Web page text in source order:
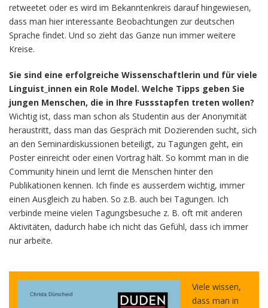
retweetet oder es wird im Bekanntenkreis darauf hingewiesen,
dass man hier interessante Beobachtungen zur deutschen
Sprache findet. Und so zieht das Ganze nun immer weitere
Kreise.
Sie sind eine erfolgreiche Wissenschaftlerin und für viele
Linguist_innen ein Role Model. Welche Tipps geben Sie
jungen Menschen, die in Ihre Fussstapfen treten wollen?
Wichtig ist, dass man schon als Studentin aus der Anonymität
heraustritt, dass man das Gespräch mit Dozierenden sucht, sich
an den Seminardiskussionen beteiligt, zu Tagungen geht, ein
Poster einreicht oder einen Vortrag hält. So kommt man in die
Community hinein und lernt die Menschen hinter den
Publikationen kennen. Ich finde es ausserdem wichtig, immer
einen Ausgleich zu haben. So z.B. auch bei Tagungen. Ich
verbinde meine vielen Tagungsbesuche z. B. oft mit anderen
Aktivitäten, dadurch habe ich nicht das Gefühl, dass ich immer
nur arbeite.
Viele wissen,
dass man in